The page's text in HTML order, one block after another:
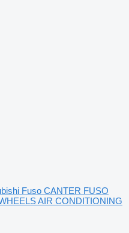
Fuso CANTER FUSO
AIR CONDITIONING